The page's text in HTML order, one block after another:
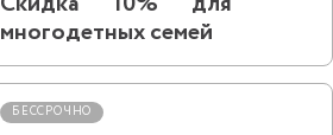
многодетных семей
БЕССРОЧНО